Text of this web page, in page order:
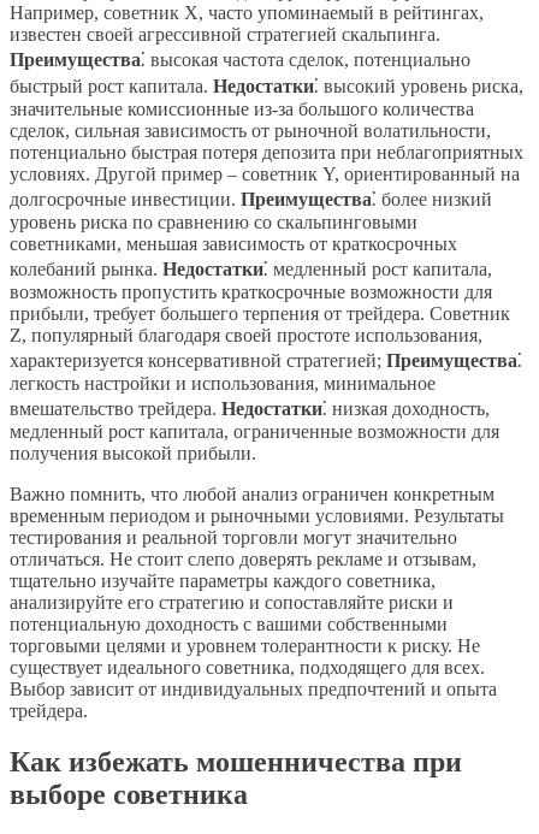
Например, советник X, часто упоминаемый в рейтингах,
известен своей агрессивной стратегией скальпинга.
Преимущества⁚ высокая частота сделок, потенциально
быстрый рост капитала. Недостатки⁚ высокий уровень риска,
значительные комиссионные из-за большого количества
сделок, сильная зависимость от рыночной волатильности,
потенциально быстрая потеря депозита при неблагоприятных
условиях. Другой пример – советник Y, ориентированный на
долгосрочные инвестиции. Преимущества⁚ более низкий
уровень риска по сравнению со скальпинговыми
советниками, меньшая зависимость от краткосрочных
колебаний рынка. Недостатки⁚ медленный рост капитала,
возможность пропустить краткосрочные возможности для
прибыли, требует большего терпения от трейдера. Советник
Z, популярный благодаря своей простоте использования,
характеризуется консервативной стратегией; Преимущества⁚
легкость настройки и использования, минимальное
вмешательство трейдера. Недостатки⁚ низкая доходность,
медленный рост капитала, ограниченные возможности для
получения высокой прибыли.
Важно помнить, что любой анализ ограничен конкретным
временным периодом и рыночными условиями. Результаты
тестирования и реальной торговли могут значительно
отличаться. Не стоит слепо доверять рекламе и отзывам,
тщательно изучайте параметры каждого советника,
анализируйте его стратегию и сопоставляйте риски и
потенциальную доходность с вашими собственными
торговыми целями и уровнем толерантности к риску. Не
существует идеального советника, подходящего для всех.
Выбор зависит от индивидуальных предпочтений и опыта
трейдера.
Как избежать мошенничества при
выборе советника